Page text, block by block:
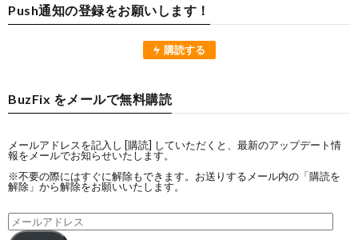
Push通知の登録をお願いします！
購読する
BuzFix をメールで無料購読
メールアドレスを記入し [購読] していただくと、最新のアップデート情
報をメールでお知らせいたします。
※不要の際にはすぐに解除もできます。お送りするメール内の「購読を
解除」から解除をお願いいたします。